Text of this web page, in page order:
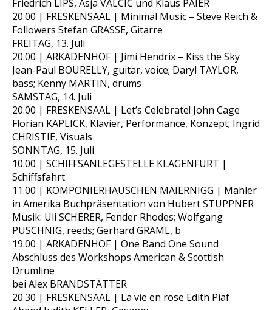
Friedrich LIPS, Asja VALCIC und Klaus PAIER
20.00 | FRESKENSAAL | Minimal Music – Steve Reich &
Followers Stefan GRASSE, Gitarre
FREITAG, 13. Juli
20.00 | ARKADENHOF | Jimi Hendrix – Kiss the Sky
Jean-Paul BOURELLY, guitar, voice; Daryl TAYLOR,
bass; Kenny MARTIN, drums
SAMSTAG, 14. Juli
20.00 | FRESKENSAAL | Let’s Celebrate! John Cage
Florian KAPLICK, Klavier, Performance, Konzept; Ingrid
CHRISTIE, Visuals
SONNTAG, 15. Juli
10.00 | SCHIFFSANLEGESTELLE KLAGENFURT |
Schiffsfahrt
11.00 | KOMPONIERHÄUSCHEN MAIERNIGG | Mahler
in Amerika Buchpräsentation von Hubert STUPPNER
Musik: Uli SCHERER, Fender Rhodes; Wolfgang
PUSCHNIG, reeds; Gerhard GRAML, b
19.00 | ARKADENHOF | One Band One Sound
Abschluss des Workshops American & Scottish
Drumline
bei Alex BRANDSTÄTTER
20.30 | FRESKENSAAL | La vie en rose Edith Piaf